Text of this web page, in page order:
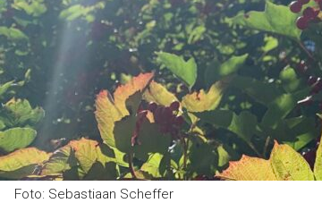
Foto: Sebastiaan Scheffer